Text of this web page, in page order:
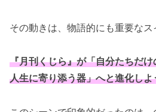
その動きは、物語的にも重要なス
『月刊くじら』が「自分たちだ
人生に寄り添う器」へと進化し